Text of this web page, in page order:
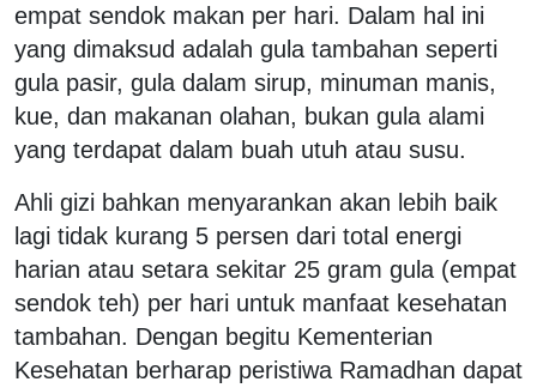
empat sendok makan per hari. Dalam hal ini
yang dimaksud adalah gula tambahan seperti
gula pasir, gula dalam sirup, minuman manis,
kue, dan makanan olahan, bukan gula alami
yang terdapat dalam buah utuh atau susu.
Ahli gizi bahkan menyarankan akan lebih baik
lagi tidak kurang 5 persen dari total energi
harian atau setara sekitar 25 gram gula (empat
sendok teh) per hari untuk manfaat kesehatan
tambahan. Dengan begitu Kementerian
Kesehatan berharap peristiwa Ramadhan dapat